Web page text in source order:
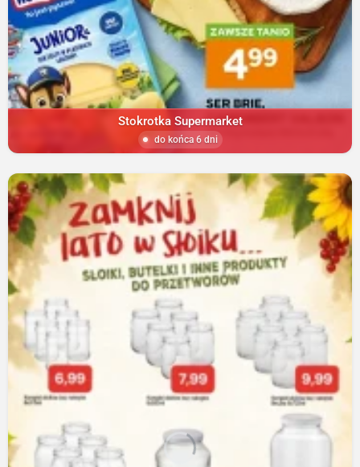
Stokrotka Supermarket
do końca 6 dni